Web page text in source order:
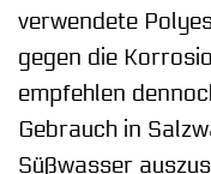
verwendete
gegen die
empfehlen
Gebrauch in
Süßwasser